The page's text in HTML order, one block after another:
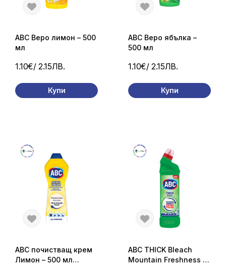
1.10€/ 2.15ЛВ.
ABC Веро лимон – 500
мл
Купи
1.10€/ 2.15ЛВ.
ABC Веро ябълка –
500 мл
Купи
ABC почистващ крем
Лимон – 500 мл
ABC THICK Bleach
Mountain Freshness –